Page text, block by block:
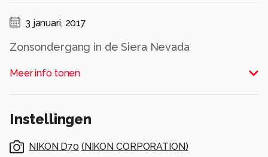
3 januari, 2017
Zonsondergang in de Siera Nevada
Alle rechten voorbehouden
Meer info tonen
Instellingen
NIKON D70 (NIKON CORPORATION)